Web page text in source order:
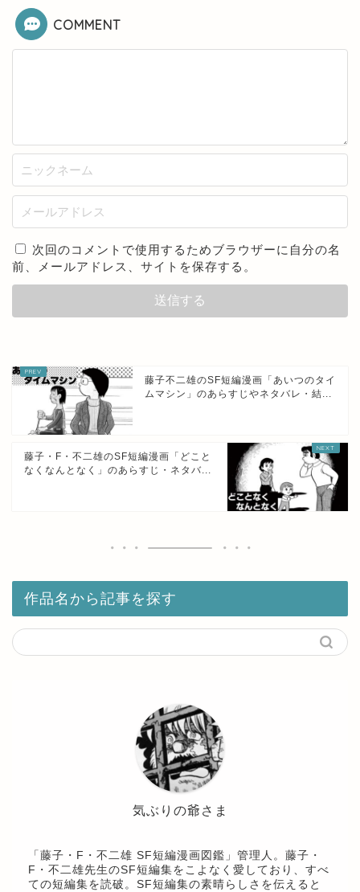
COMMENT
次回のコメントで使用するためブラウザーに自分の名
前、メールアドレス、サイトを保存する。
藤子不二雄のSF短編漫画「あいつのタイ
ムマシン」のあらすじやネタバレ・結...
藤子・F・不二雄のSF短編漫画「どこと
なくなんとなく」のあらすじ・ネタバ...
作品名から記事を探す
気ぶりの爺さま
「藤子・F・不二雄 SF短編漫画図鑑」管理人。藤子・
F・不二雄先生のSF短編集をこよなく愛しており、すべ
ての短編集を読破。SF短編集の素晴らしさを伝えると